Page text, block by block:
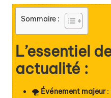
Sommaire :
L’essentiel
actualité :
🌪️ Événement majeur: